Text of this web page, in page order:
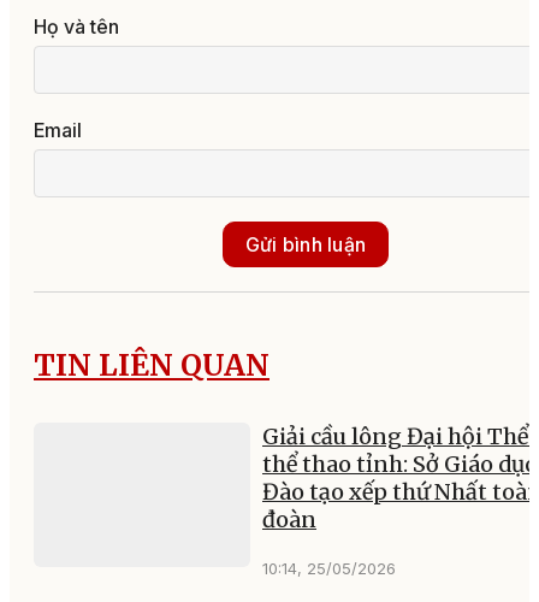
Họ và tên
Email
Gửi bình luận
TIN LIÊN QUAN
Giải cầu lông Đại hội Thể
thể thao tỉnh: Sở Giáo dục
Đào tạo xếp thứ Nhất
đoàn
10:14, 25/05/2026